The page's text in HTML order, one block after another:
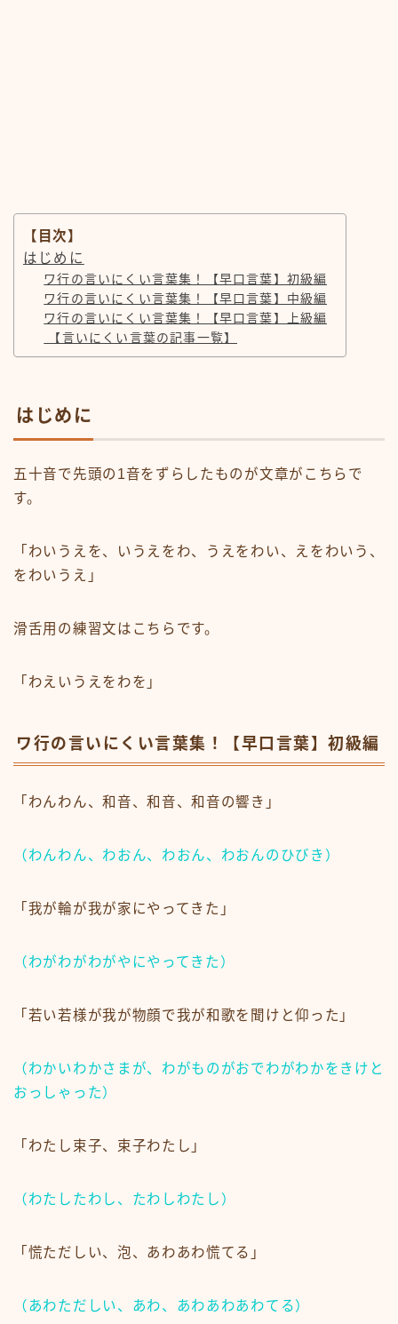
【目次】
はじめに
ワ行の言いにくい言葉集！【早口言葉】初級編
ワ行の言いにくい言葉集！【早口言葉】中級編
ワ行の言いにくい言葉集！【早口言葉】上級編
【言いにくい言葉の記事一覧】
はじめに
五十音で先頭の1音をずらしたものが文章がこちらで
す。
「わいうえを、いうえをわ、うえをわい、えをわいう、
をわいうえ」
滑舌用の練習文はこちらです。
「わえいうえをわを」
ワ行の言いにくい言葉集！【早口言葉】初級編
「わんわん、和音、和音、和音の響き」
（わんわん、わおん、わおん、わおんのひびき）
「我が輪が我が家にやってきた」
（わがわがわがやにやってきた）
「若い若様が我が物顔で我が和歌を聞けと仰った」
（わかいわかさまが、わがものがおでわがわかをきけと
おっしゃった）
「わたし束子、束子わたし」
（わたしたわし、たわしわたし）
「慌ただしい、泡、あわあわ慌てる」
（あわただしい、あわ、あわあわあわてる）